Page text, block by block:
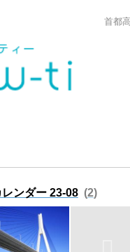
首都
ンダー 23-08 2